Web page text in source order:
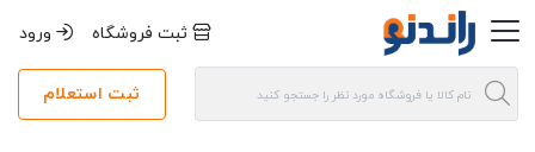
ثبت فروشگاه ورود
ثبت استعلام